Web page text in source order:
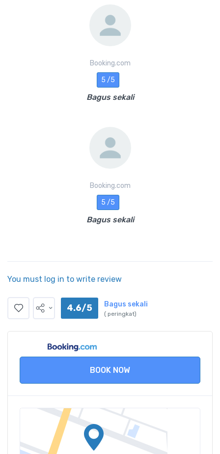
Booking.com
5 /5
Bagus sekali
Booking.com
5 /5
Bagus sekali
You must log in to write review
4.6/5 Bagus sekali
( peringkat)
BOOK NOW